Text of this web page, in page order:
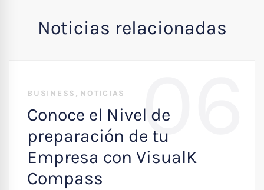
Noticias relacionadas
06
BUSINESS , NOTICIAS
Conoce el Nivel de
preparación de tu
Empresa con VisualK
Compass